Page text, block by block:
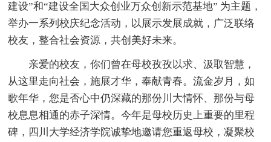
建设”和“建设全国大众创业万众创新示范基地” 为主题，
举办一系列校庆纪念活动，以展示发展成就，广泛联络
校友，整合社会资源，共创美好未来。
亲爱的校友，你们曾在母校孜孜以求、汲取智慧，
从这里走向社会，施展才华，奉献青春。流金岁月，如
歌年华，您是否心中仍深藏的那份川大情怀、那份与母
校息息相通的赤子深情。今年是母校历史上重要的里程
碑，四川大学经济学院诚挚地邀请您重返母校，凝聚校